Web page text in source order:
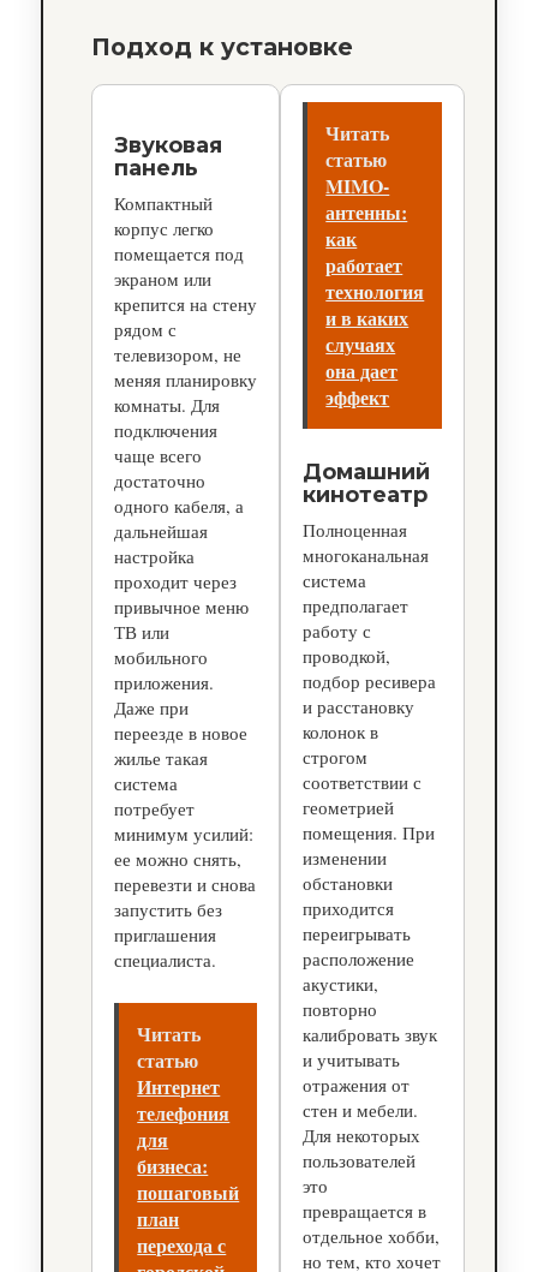
Подход к установке
Звуковая
панель
Компактный
корпус легко
помещается под
экраном или
крепится на стену
рядом с
телевизором, не
меняя планировку
комнаты. Для
подключения
чаще всего
достаточно
одного кабеля, а
дальнейшая
настройка
проходит через
привычное меню
ТВ или
мобильного
приложения.
Даже при
переезде в новое
жилье такая
система
потребует
минимум усилий:
ее можно снять,
перевезти и снова
запустить без
приглашения
специалиста.
Читать
статью
Интернет
телефония
для
бизнеса:
пошаговый
план
перехода с
Читать
статью
MIMO-
антенны:
как
работает
технология
и в каких
случаях
она дает
эффект
Домашний
кинотеатр
Полноценная
многоканальная
система
предполагает
работу с
проводкой,
подбор ресивера
и расстановку
колонок в
строгом
соответствии с
геометрией
помещения. При
изменении
обстановки
приходится
переигрывать
расположение
акустики,
повторно
калибровать звук
и учитывать
отражения от
стен и мебели.
Для некоторых
пользователей
это
превращается в
отдельное хобби,
но тем, кто хочет